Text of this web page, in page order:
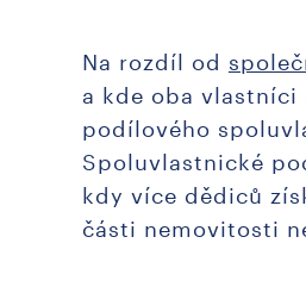
Na rozdíl od
a kde oba
podílového
Spoluvlastnické
kdy více dědiců
části nemovitosti